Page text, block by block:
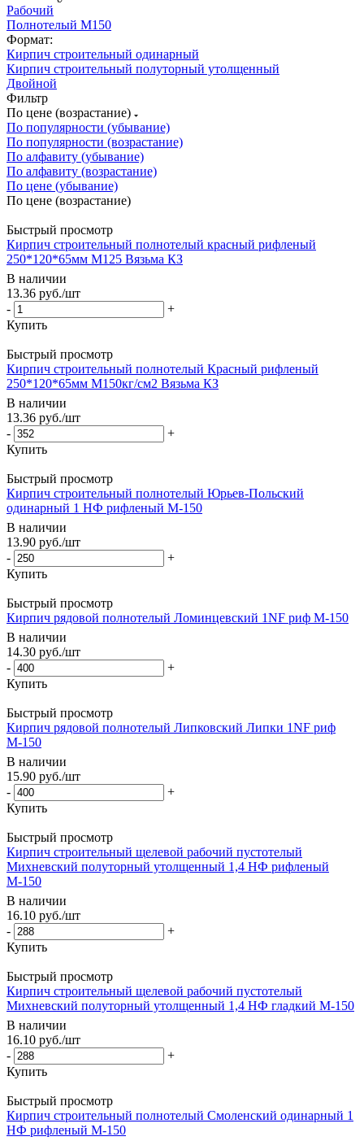
Рабочий
Полнотелый М150
Формат:
Кирпич строительный одинарный
Кирпич строительный полуторный утолщенный
Двойной
Фильтр
По цене (возрастание)
По популярности (убывание)
По популярности (возрастание)
По алфавиту (убывание)
По алфавиту (возрастание)
По цене (убывание)
По цене (возрастание)
Быстрый просмотр
Кирпич строительный полнотелый красный рифленый
250*120*65мм М125 Вязьма КЗ
В наличии
13.36 руб./шт
-
+
Купить
Быстрый просмотр
Кирпич строительный полнотелый Красный рифленый
250*120*65мм М150кг/см2 Вязьма КЗ
В наличии
13.36 руб./шт
-
+
Купить
Быстрый просмотр
Кирпич строительный полнотелый Юрьев-Польский
одинарный 1 НФ рифленый М-150
В наличии
13.90 руб./шт
-
+
Купить
Быстрый просмотр
Кирпич рядовой полнотелый Ломинцевский 1NF риф М-150
В наличии
14.30 руб./шт
-
+
Купить
Быстрый просмотр
Кирпич рядовой полнотелый Липковский Липки 1NF риф
М-150
В наличии
15.90 руб./шт
-
+
Купить
Быстрый просмотр
Кирпич строительный щелевой рабочий пустотелый
Михневский полуторный утолщенный 1,4 НФ рифленый
М-150
В наличии
16.10 руб./шт
-
+
Купить
Быстрый просмотр
Кирпич строительный щелевой рабочий пустотелый
Михневский полуторный утолщенный 1,4 НФ гладкий М-150
В наличии
16.10 руб./шт
-
+
Купить
Быстрый просмотр
Кирпич строительный полнотелый Смоленский одинарный 1
НФ рифленый М-150